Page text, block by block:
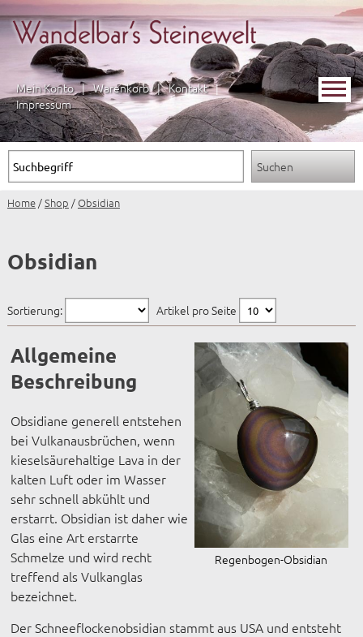
Mein Konto | Warenkorb | Kontakt |
Impressum
Home/Shop /Obsidian
Obsidian
Sortierung: Artikel pro Seite
Regenbogen-Obsidian
Allgemeine
Beschreibung
Obsidiane generell entstehen
bei Vulkanausbrüchen, wenn
kieselsäurehaltige Lava in der
kalten Luft oder im Wasser
sehr schnell abkühlt und
erstarrt. Obsidian ist daher wie
Glas eine Art erstarrte
Schmelze und wird recht
treffend als Vulkanglas
bezeichnet.
Der Schneeflockenobsidian stammt aus USA und entsteht